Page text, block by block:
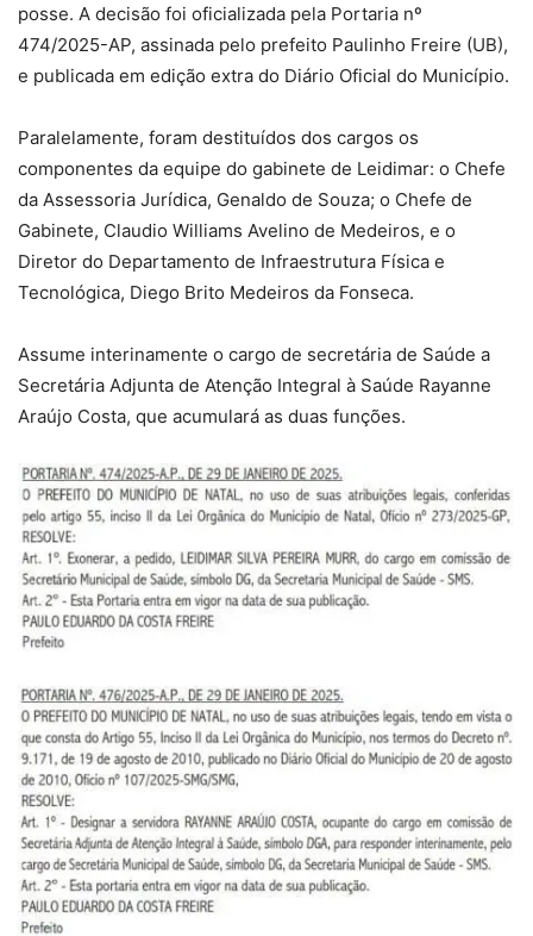
posse. A decisão foi oficializada pela Portaria nº
474/2025-AP, assinada pelo prefeito Paulinho Freire (UB),
e publicada em edição extra do Diário Oficial do Município.
Paralelamente, foram destituídos dos cargos os
componentes da equipe do gabinete de Leidimar: o Chefe
da Assessoria Jurídica, Genaldo de Souza; o Chefe de
Gabinete, Claudio Williams Avelino de Medeiros, e o
Diretor do Departamento de Infraestrutura Física e
Tecnológica, Diego Brito Medeiros da Fonseca.
Assume interinamente o cargo de secretária de Saúde a
Secretária Adjunta de Atenção Integral à Saúde Rayanne
Araújo Costa, que acumulará as duas funções.